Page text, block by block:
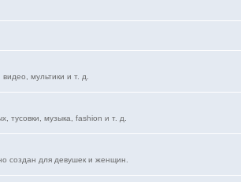
мультики и т. д.
тусовки, музыка, fashion и т. д.
создан для девушек и женщин.